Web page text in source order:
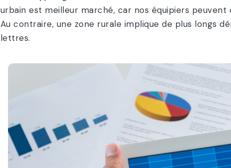
urbain est meilleur marché, car nos équipiers
Au contraire, une zone rurale implique de plus longs
lettres.